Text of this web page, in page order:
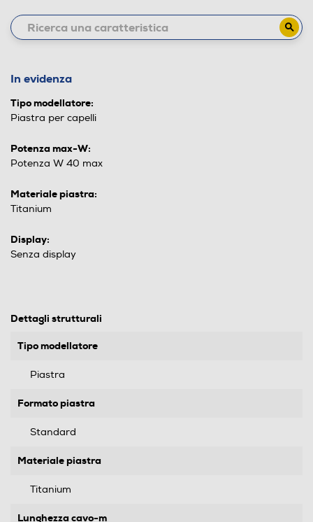
In evidenza
Tipo modellatore:
Piastra per capelli
Potenza max-W:
Potenza W 40 max
Materiale piastra:
Titanium
Display:
Senza display
Dettagli strutturali
Tipo modellatore
Piastra
Formato piastra
Standard
Materiale piastra
Titanium
Lunghezza cavo-m